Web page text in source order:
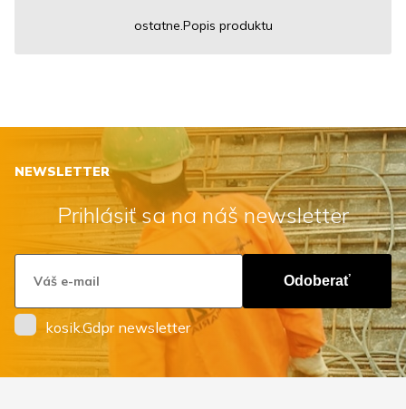
ostatne.Popis produktu
NEWSLETTER
Prihlásiť sa na náš newsletter
Odoberať
kosik.Gdpr newsletter